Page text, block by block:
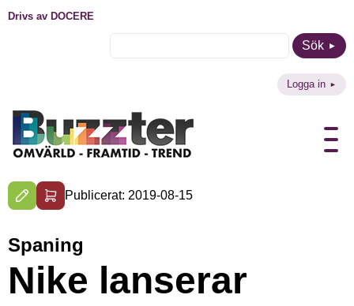
Drivs av DOCERE
Sök
Logga in
Publicerat: 2019-08-15
Spaning
Nike lanserar